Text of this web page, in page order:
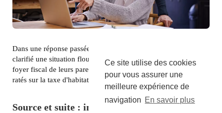
Dans une réponse passée inaperçue à une députée, Bercy a
clarifié une situation floue autour des étudiants rattachés au
foyer fiscal de leurs parents et louant un logement. La fin des
ratés sur la taxe d'habitation'
Source et suite : immobilier.lefigaro.fr
Ce site utilise des cookies
pour vous assurer une
meilleure expérience de
navigation En savoir plus